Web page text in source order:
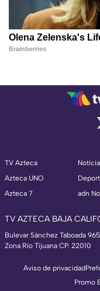
TV Azteca
Azteca UNO
Azteca 7
adn
TV AZTECA BAJA
Bulevar Sánchez Taboada
Zona Río Tijuana CP. 22010
Aviso de privacidad
Promo